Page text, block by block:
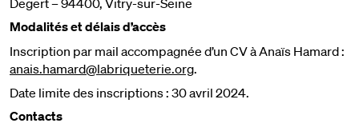
Modalités et délais d’accès
Inscription par mail accompagnée d’un CV à Anaïs Hamard :
anais.hamard@labriqueterie.org.
Date limite des inscriptions : 30 avril 2024.
Contacts